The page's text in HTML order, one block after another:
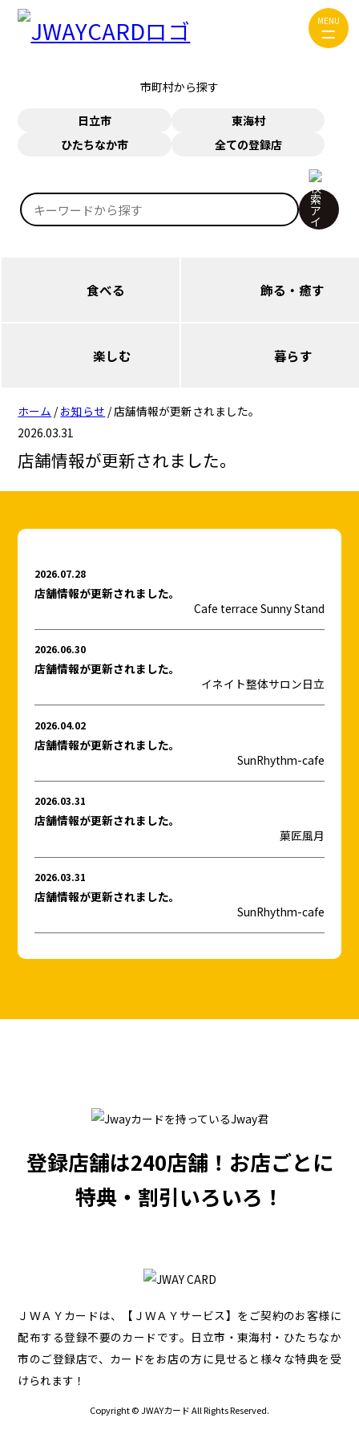
市町村から探す
日立市
東海村
ひたちなか市
全ての登録店
食べる
日立（十王・豊浦・日高）
ひたちなか（勝田）
ひたちなか（那珂湊）
飾る・癒す
日立（多賀・南部）
日立（十王・豊浦・日高）
ひたちなか（那珂湊）
楽しむ
日立（多賀・南部）
ひたちなか（勝田）
暮らす
ひたちなか（佐和）
MENU
ホーム / お知らせ /店舗情報が更新されました。
2026.03.31
店舗情報が更新されました。
2026.07.28
店舗情報が更新されました。
Cafe terrace Sunny Stand
2026.06.30
店舗情報が更新されました。
イネイト整体サロン日立
2026.04.02
店舗情報が更新されました。
SunRhythm-cafe
2026.03.31
店舗情報が更新されました。
菓匠風月
2026.03.31
店舗情報が更新されました。
SunRhythm-cafe
飾る・癒す
JWAYカードについて
JWAYについて
登録店舗は240店舗！ お店ごとに
特典・割引いろいろ！
ＪＷＡＹカードは、【ＪＷＡＹサービス】をご契約のお客様に
配布する登録不要のカードです。 日立市・東海村・ひたちなか
市のご登録店で、カードをお店の方に見せると様々な特典を受
けられます！
Copyright © JWAYカード All Rights Reserved.